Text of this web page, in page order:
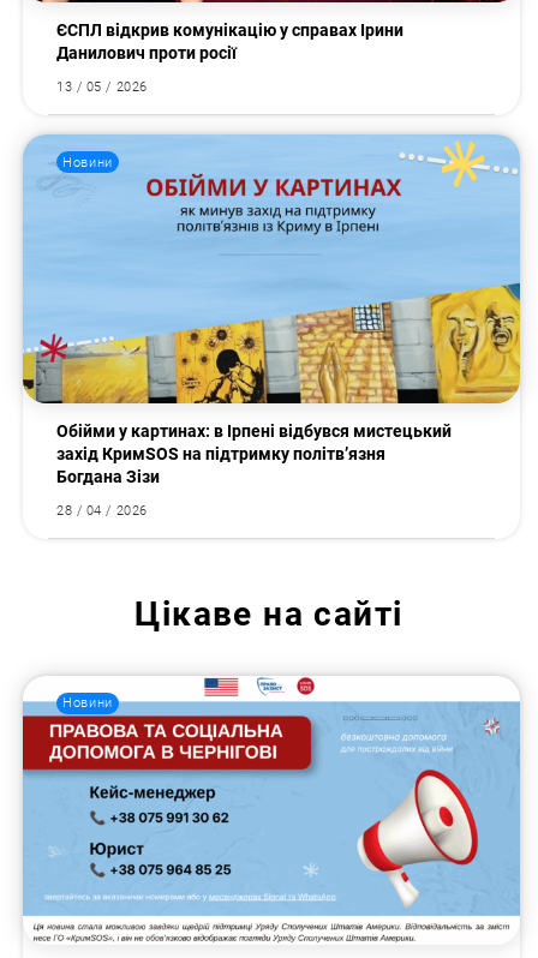
ЄСПЛ відкрив комунікацію у справах Ірини
Данилович проти росії
13 / 05 / 2026
Новини
Обійми у картинах: в Ірпені відбувся мистецький
захід КримSOS на підтримку політв’язня
Богдана Зізи
28 / 04 / 2026
Цікаве на сайті
Новини